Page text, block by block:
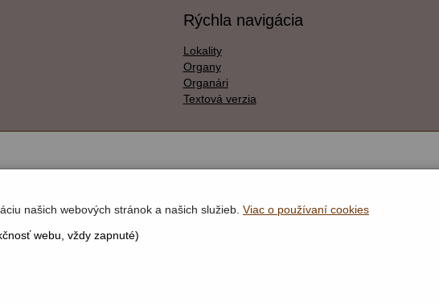
Rýchla navigácia
Lokality
Organy
Organári
Textová verzia
našich webových stránok a našich služieb. Viac o používaní cookies
webu, vždy zapnuté)